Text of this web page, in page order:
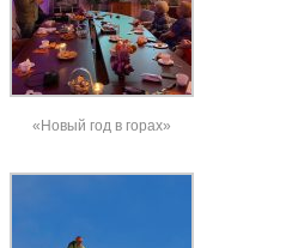
«Новый год в горах»